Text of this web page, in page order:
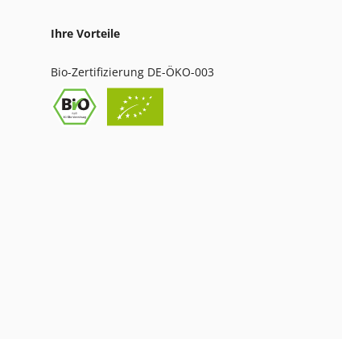
Ihre Vorteile
Bio-Zertifizierung DE-ÖKO-003